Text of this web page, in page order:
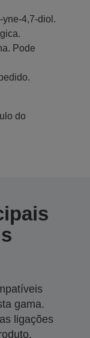
yne-4,7-diol.
Pode
do
gama.
ligações